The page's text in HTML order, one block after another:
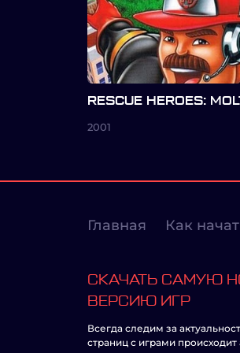
2001
Главная Как
СКАЧАТЬ САМУЮ
ВЕРСИЮ ИГР
Всегда следим за
страниц с играми